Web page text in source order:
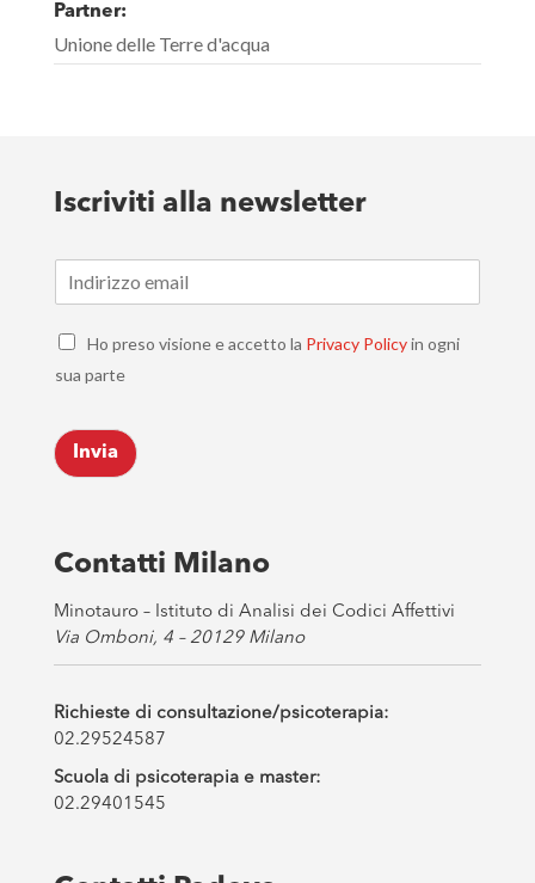
Partner:
Unione delle Terre d'acqua
Iscriviti alla newsletter
m
*
C
e
k
b
o
s
*
Ho preso visione e accetto la Privacy Policyin ogni
sua parte
Invia
Contatti Milano
Minotauro – Istituto di Analisi dei Codici Affettivi
Via Omboni, 4 – 20129 Milano
Richieste di consultazione/psicoterapia:
02.29524587
Scuola di psicoterapia e master:
02.29401545